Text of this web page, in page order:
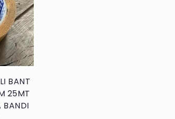
BANT
25MT
BANDI